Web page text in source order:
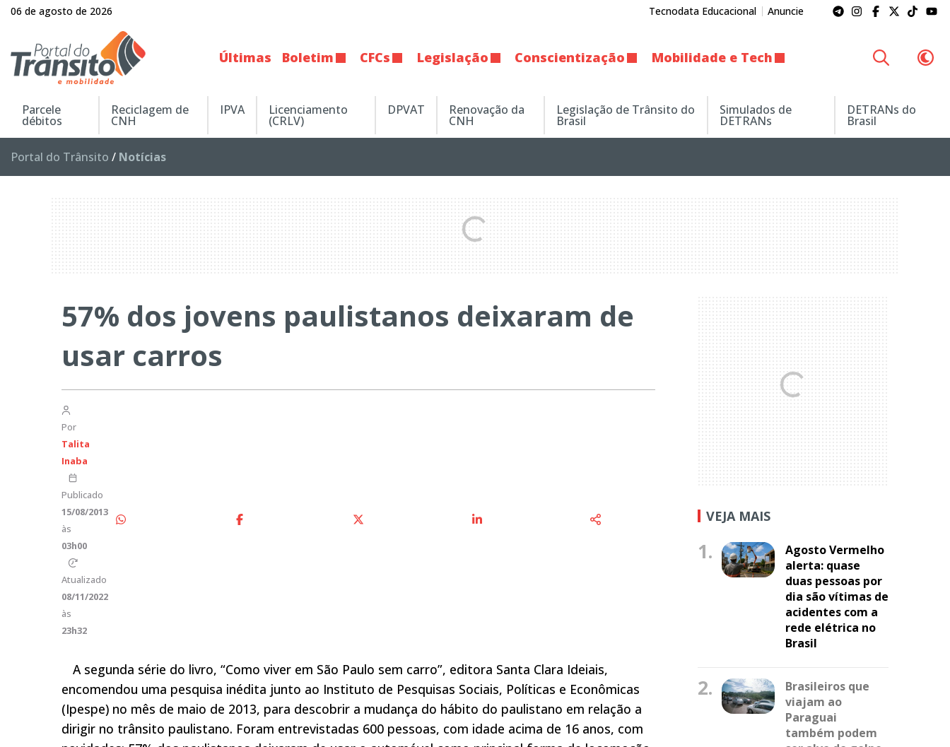
06 de agosto de 2026 Tecnodata Educacional Anuncie
Últimas Boletim CFCs Legislação Conscientização Mobilidade e Tech
Parcele
débitos
Reciclagem de
CNH
IPVA Licenciamento
(CRLV)
DPVAT Renovação da
CNH
Legislação de Trânsito do
Brasil
Simulados de
DETRANs
DETRANs do
Brasil
Portal do Trânsito / Notícias
57% dos jovens paulistanos deixaram de
usar carros
Por
Talita
Inaba
Publicado
15/08/2013
às
03h00
Atualizado
08/11/2022
às
23h32
A segunda série do livro, “Como viver em São Paulo sem carro”, editora Santa Clara Ideiais,
encomendou uma pesquisa inédita junto ao Instituto de Pesquisas Sociais, Políticas e Econômicas
(Ipespe) no mês de maio de 2013, para descobrir a mudança do hábito do paulistano em relação a
dirigir no trânsito paulistano. Foram entrevistadas 600 pessoas, com idade acima de 16 anos, com
VEJA MAIS
1.
Agosto Vermelho
alerta: quase
duas pessoas por
dia são vítimas de
acidentes com a
rede elétrica no
Brasil
2.
Brasileiros que
viajam ao
Paraguai
também podem